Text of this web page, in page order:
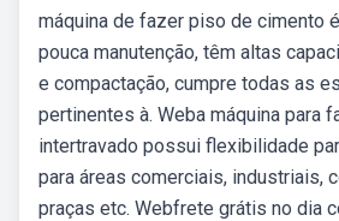
máquina de fazer piso de cimento
pouca manutenção, têm altas
e compactação, cumpre todas as
pertinentes à. Weba máquina para
intertravado possui flexibilidade
para áreas comerciais, industriais,
praças etc. Webfrete grátis no dia